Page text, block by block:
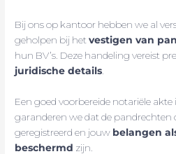
Bij ons op kantoor hebben we al
geholpen bij hetvestigen van
hun BV’s. Deze handeling vereist
juridische details
Een goed voorbereide notariële akte
garanderen we dat de pandrechten
geregistreerd en jouw belangen
beschermd zijn.